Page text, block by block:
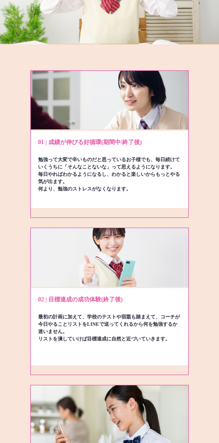
01 | 成績が伸びる好循環(期間中/終了後)
勉強って大変で辛いものだと思っているお子様でも、毎日続けて
いくうちに「そんなことないな」って思えるようになります。
毎日やればわかるようになるし、わかると楽しいからもっとやる
気が出ます。
何より、勉強のストレスがなくなります。
02 | 目標達成の成功体験(終了後)
最初の計画に加えて、学校のテストや宿題も踏まえて、コーチが
今日やることリストをLINEで送ってくれるから何を勉強するか
迷いません。
リストを潰していけば目標達成に自然と近づいていきます。